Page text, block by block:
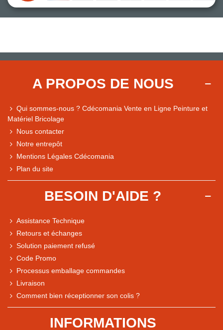
Comparaison des performances du magasin
A PROPOS DE NOUS
Qui sommes-nous ? Cdécomania Vente en Ligne Peinture et
Matériel Bricolage
Nous contacter
Notre entrepôt
Mentions Légales Cdécomania
Plan du site
BESOIN D'AIDE ?
Assistance Technique
Retours et échanges
Solution paiement refusé
Code Promo
Processus emballage commandes
Livraison
Comment bien réceptionner son colis ?
INFORMATIONS